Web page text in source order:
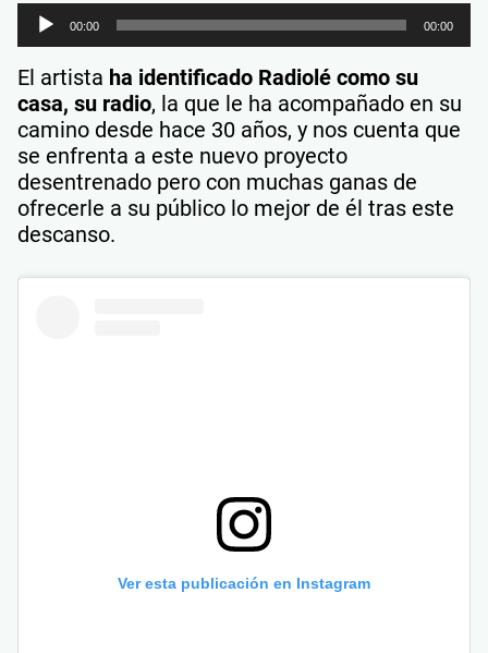
Reproductor
de
audio
00:00 00:00
El artista ha identificado Radiolé como su
casa, su radio, la que le ha acompañado en su
camino desde hace 30 años, y nos cuenta que
se enfrenta a este nuevo proyecto
desentrenado pero con muchas ganas de
ofrecerle a su público lo mejor de él tras este
descanso.
Ver esta publicación en Instagram